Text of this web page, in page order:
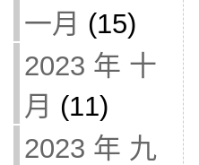
一月 (15)
2023 年 十
月 (11)
2023 年 九